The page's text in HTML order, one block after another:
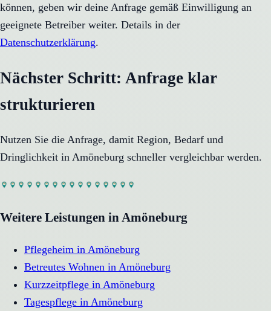
können, geben wir deine Anfrage gemäß Einwilligung an
geeignete Betreiber weiter. Details in der
Datenschutzerklärung.
Nächster Schritt: Anfrage klar
strukturieren
Nutzen Sie die Anfrage, damit Region, Bedarf und
Dringlichkeit in Amöneburg schneller vergleichbar werden.
Weitere Leistungen inAmöneburg
Pflegeheim in Amöneburg
Betreutes Wohnen in Amöneburg
Kurzzeitpflege in Amöneburg
Tagespflege in Amöneburg